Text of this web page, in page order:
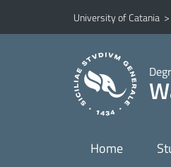
Go to main content
Go to navigation menu
University of Catania >
Home